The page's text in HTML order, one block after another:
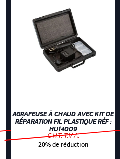
AGRAFEUSE À CHAUD AVEC KIT DE
RÉPARATION FIL PLASTIQUE RÉF :
HU14009
€ H.T. T.V.A.
20% de réduction